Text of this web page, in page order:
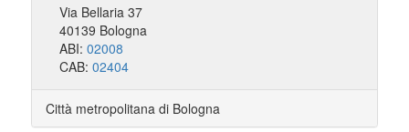
Via Bellaria 37
40139 Bologna
ABI: 02008
CAB: 02404
Città metropolitana di Bologna